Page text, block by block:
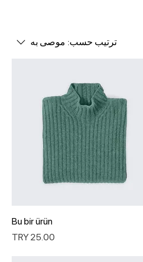
ترتيب حسب: موصى به
Bu bir ürün
السعر